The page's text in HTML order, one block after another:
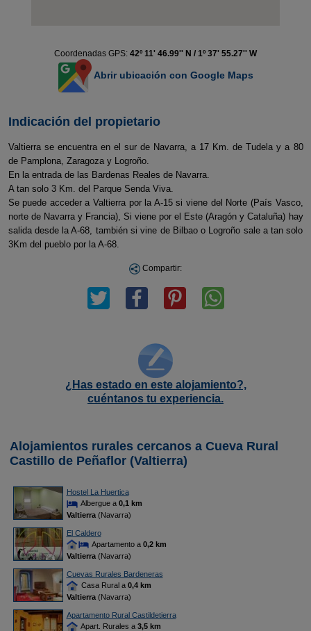
Coordenadas GPS: 42º 11' 46.99'' N / 1º 37' 55.27'' W
Abrir ubicación con Google Maps
Indicación del propietario
Valtierra se encuentra en el sur de Navarra, a 17 Km. de Tudela y a 80
de Pamplona, Zaragoza y Logroño.
En la entrada de las Bardenas Reales de Navarra.
A tan solo 3 Km. del Parque Senda Viva.
Se puede acceder a Valtierra por la A-15 si viene del Norte (País Vasco,
norte de Navarra y Francia), Si viene por el Este (Aragón y Cataluña) hay
salida desde la A-68, también si vine de Bilbao o Logroño sale a tan solo
3Km del pueblo por la A-68.
Compartir:
¿Has estado en este alojamiento?,
cuéntanos tu experiencia.
Alojamientos rurales cercanos a Cueva Rural
Castillo de Peñaflor (Valtierra)
Hostel La Huertica
Albergue a 0,1 km
Valtierra(Navarra)
El Caldero
Apartamento a 0,2 km
Valtierra(Navarra)
Cuevas Rurales Bardeneras
Casa Rural a 0,4 km
Valtierra(Navarra)
Apartamento Rural Castildetierra
Apart. Rurales a 3,5 km